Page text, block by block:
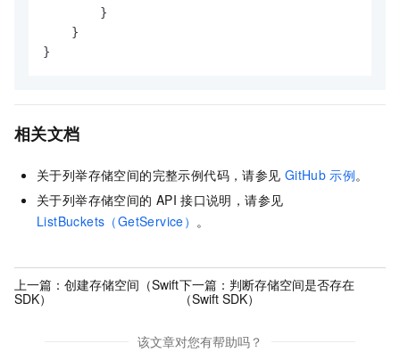
        }
    }
相关文档
关于列举存储空间的完整示例代码，请参见 GitHub 示例。
关于列举存储空间的 API 接口说明，请参见
ListBuckets（GetService） 。
上一篇： 创建存储空间（Swift
SDK）
下一篇： 判断存储空间是否存在
（Swift SDK）
该文章对您有帮助吗？